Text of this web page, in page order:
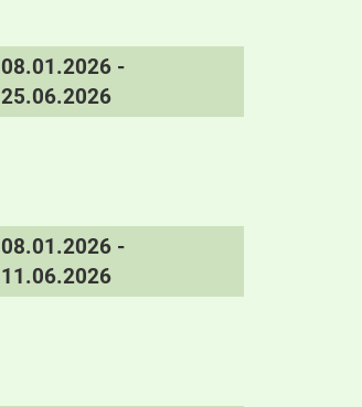
08.01.2026 -
25.06.2026
08.01.2026 -
11.06.2026